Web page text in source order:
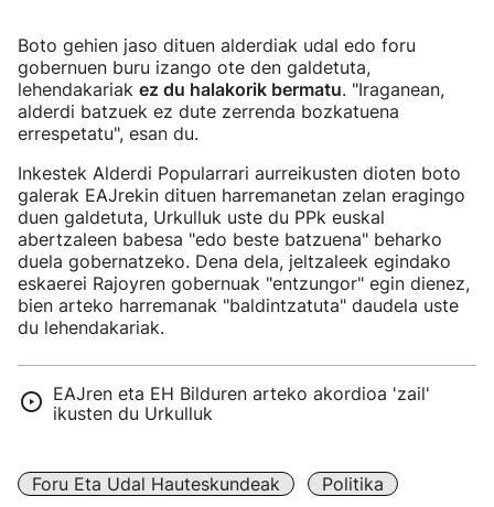
Boto gehien jaso dituen alderdiak udal edo foru
gobernuen buru izango ote den galdetuta,
lehendakariak ez du halakorik bermatu. "Iraganean,
alderdi batzuek ez dute zerrenda bozkatuena
errespetatu", esan du.
Inkestek Alderdi Popularrari aurreikusten dioten boto
galerak EAJrekin dituen harremanetan zelan eragingo
duen galdetuta, Urkulluk uste du PPk euskal
abertzaleen babesa "edo beste batzuena" beharko
duela gobernatzeko. Dena dela, jeltzaleek egindako
eskaerei Rajoyren gobernuak "entzungor" egin dienez,
bien arteko harremanak "baldintzatuta" daudela uste
du lehendakariak.
EAJren eta EH Bilduren arteko akordioa 'zail'
ikusten du Urkulluk
Foru Eta Udal Hauteskundeak
Politika